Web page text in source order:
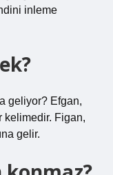
inleme
geliyor? Efgan,
kelimedir. Figan,
gelir.